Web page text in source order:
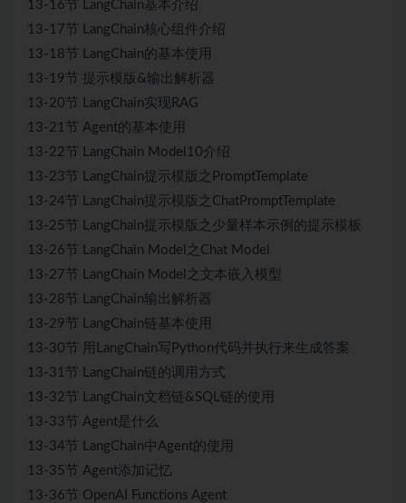
13-16节 LangChain基本介绍
13-17节 LangChain核心组件介绍
13-18节 LangChain的基本使用
13-19节 提示模版&输出解析器
13-20节 LangChain实现RAG
13-21节 Agent的基本使用
13-22节 LangChain Model10介绍
13-23节 LangChain提示模版之PromptTemplate
13-24节 LangChain提示模版之ChatPromptTemplate
13-25节 LangChain提示模版之少量样本示例的提示模板
13-26节 LangChain Model之Chat Model
13-27节 LangChain Model之文本嵌入模型
13-28节 LangChain输出解析器
13-29节 LangChain链基本使用
13-30节 用LangChain写Python代码并执行来生成答案
13-31节 LangChain链的调用方式
13-32节 LangChain文档链&SQL链的使用
13-33节 Agent是什么
13-34节 LangChain中Agent的使用
13-35节 Agent添加记忆
13-36节 OpenAI Functions Agent